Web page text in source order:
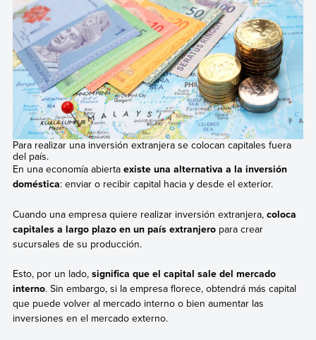
Para realizar una inversión extranjera se colocan capitales fuera
del país.
En una economía abierta existe una alternativa a la inversión
doméstica: enviar o recibir capital hacia y desde el exterior.
Cuando una empresa quiere realizar inversión extranjera,coloca
capitales a largo plazo en un país extranjeropara crear
sucursales de su producción.
Esto, por un lado, significa que el capital sale del mercado
interno. Sin embargo, si la empresa florece, obtendrá más capital
que puede volver al mercado interno o bien aumentar las
inversiones en el mercado externo.